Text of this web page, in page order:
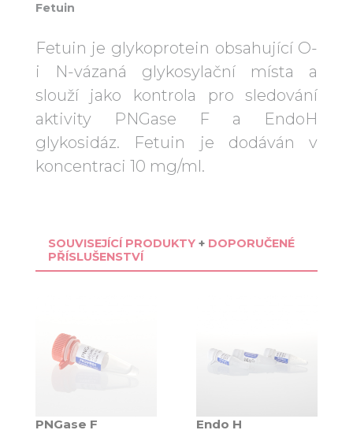
Fetuin
Fetuin je glykoprotein obsahující O-
i N-vázaná glykosylační místa a
slouží jako kontrola pro sledování
aktivity PNGase F a EndoH
glykosidáz. Fetuin je dodáván v
koncentraci 10 mg/ml.
SOUVISEJÍCÍ PRODUKTY +DOPORUČENÉ
PŘÍSLUŠENSTVÍ
PNGase F Endo H